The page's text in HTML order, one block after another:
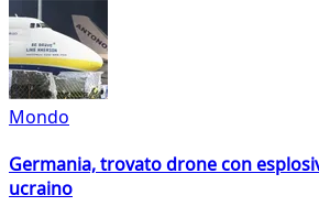
Mondo
Germania, trovato drone con
ucraino